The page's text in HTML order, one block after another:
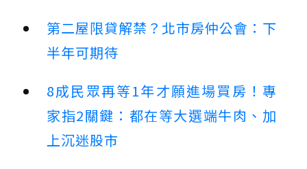
第二屋限貸解禁？北市房仲公會：下
半年可期待
8成民眾再等1年才願進場買房！專
家指2關鍵：都在等大選端牛肉、加
上沉迷股市